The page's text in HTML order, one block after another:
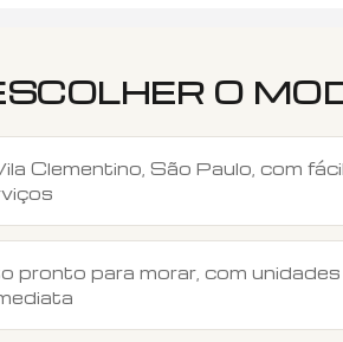
O
Clementino, São Paulo, com
pronto para morar, com